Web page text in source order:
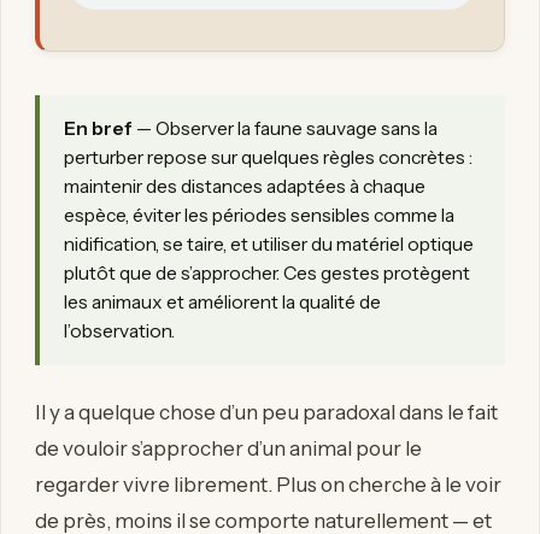
En bref — Observer la faune sauvage sans la
perturber repose sur quelques règles concrètes :
maintenir des distances adaptées à chaque
espèce, éviter les périodes sensibles comme la
nidification, se taire, et utiliser du matériel optique
plutôt que de s’approcher. Ces gestes protègent
les animaux et améliorent la qualité de
l’observation.
Il y a quelque chose d’un peu paradoxal dans le fait
de vouloir s’approcher d’un animal pour le
regarder vivre librement. Plus on cherche à le voir
de près, moins il se comporte naturellement — et